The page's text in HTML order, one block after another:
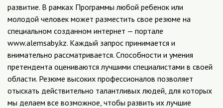
развитие. В рамках Программы любой ребенок или
молодой человек может разместить свое резюме на
специальном созданном интернет — портале
www.alemsaby.kz. Каждый запрос принимается и
внимательно рассматривается. Способности и умения
претендента оцениваются лучшими специалистами в своей
области. Резюме высоких профессионалов позволяет
отыскать действительно талантливых людей, для которых
мы делаем все возможное, чтобы развить их лучшие